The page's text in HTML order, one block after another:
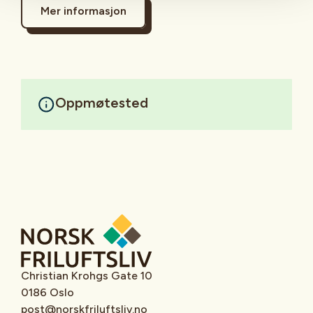
Mer informasjon
Oppmøtested
Christian Krohgs Gate 10
0186 Oslo
post@norskfriluftsliv.no